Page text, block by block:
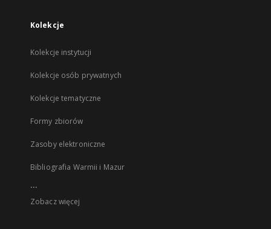
Kolekcje
Kolekcje instytucji
Kolekcje osób prywatnych
Kolekcje tematyczne
Formy zbiorów
Zasoby elektroniczne
Bibliografia Warmii i Mazur
...
Zobacz więcej